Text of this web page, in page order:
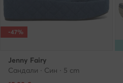
-47%
Jenny Fairy
Сандали · Син · 5 cm